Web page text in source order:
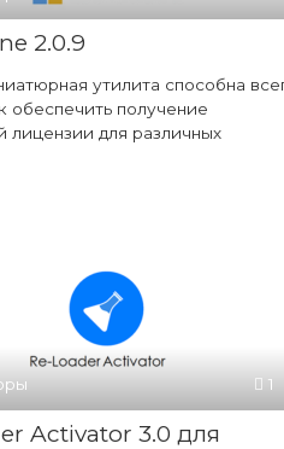
2.0.9
утилита способна
обеспечить получение
лицензии для различных
1
Activator 3.0 для